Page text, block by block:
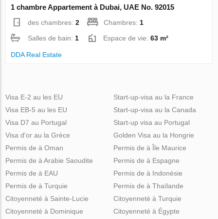
1 chambre Appartement à Dubai, UAE No. 92015
des chambres:2 Chambres: 1
Salles de bain: 1 Espace de vie:63 m²
DDA Real Estate
Visa E-2 au les EU
Visa EB-5 au les EU
Visa D7 au Portugal
Visa d'or au la Grèce
Start-up-visa au la France
Start-up-visa au la Canada
Start-up visa au Portugal
Golden Visa au la Hongrie
Permis de à Oman
Permis de à Arabie Saoudite
Permis de à EAU
Permis de à Turquie
Permis de à Île Maurice
Permis de à Espagne
Permis de à Indonésie
Permis de à Thaïlande
Citoyenneté à Sainte-Lucie
Citoyenneté à Dominique
Citoyenneté à Turquie
Citoyenneté à Égypte